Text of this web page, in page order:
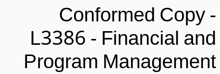
Conformed Copy
L3386 - Financial
Program